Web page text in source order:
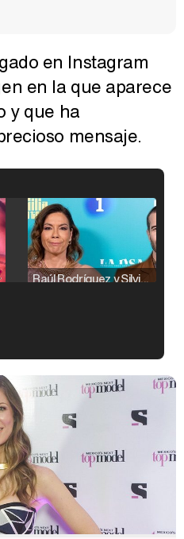
en Instagram
en la que aparece
y que ha
mensaje.
Raúl Rodríguez y Silvia Taulés nos cuentan su papel en 'La familia de la tele'